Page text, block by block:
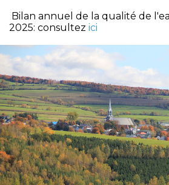
Bilan annuel de la qualité de
2025: consultez ici